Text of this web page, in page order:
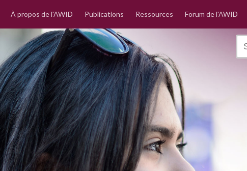
À propos de l'AWID Publications Ressources Forum de l'AWID